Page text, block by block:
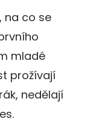
na co se
mladé
prožívají
nedělají